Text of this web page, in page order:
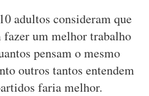
adultos consideram que
fazer um melhor trabalho
pensam o mesmo
outros tantos entendem
faria melhor.